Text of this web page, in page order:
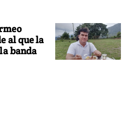
al que la
banda